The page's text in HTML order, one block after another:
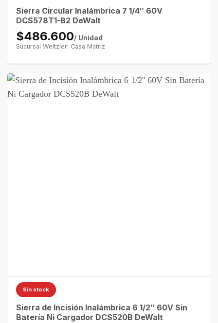
Sierra Circular Inalámbrica 7 1/4″ 60V
DCS578T1-B2 DeWalt
$486.600/ Unidad
Sucursal Weitzler: Casa Matriz
Sin stock
Sierra de Incisión Inalámbrica 6 1/2″ 60V Sin
Batería Ni Cargador DCS520B DeWalt